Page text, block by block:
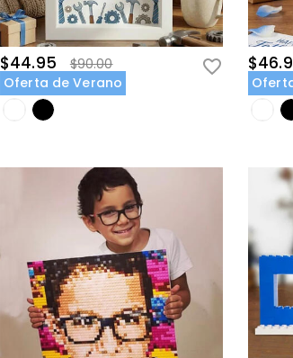
$44.95
$90.00
Oferta de Verano